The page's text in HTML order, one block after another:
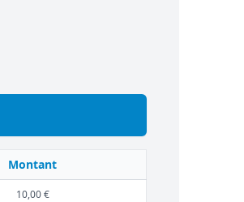
Montant
10,00 €